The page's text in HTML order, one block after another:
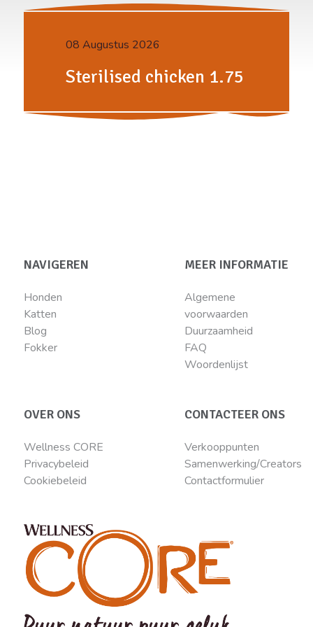
08 Augustus 2026
Sterilised chicken 1.75
NAVIGEREN
Honden
Katten
Blog
Fokker
MEER INFORMATIE
Algemene
voorwaarden
Duurzaamheid
FAQ
Woordenlijst
OVER ONS
Wellness CORE
Privacybeleid
Cookiebeleid
CONTACTEER ONS
Verkooppunten
Samenwerking/Creators
Contactformulier